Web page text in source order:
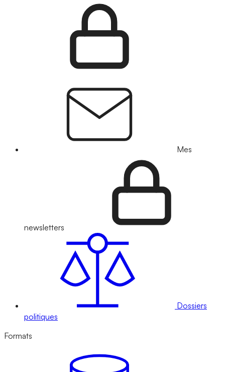
Mes
newsletters
Dossiers
politiques
Formats